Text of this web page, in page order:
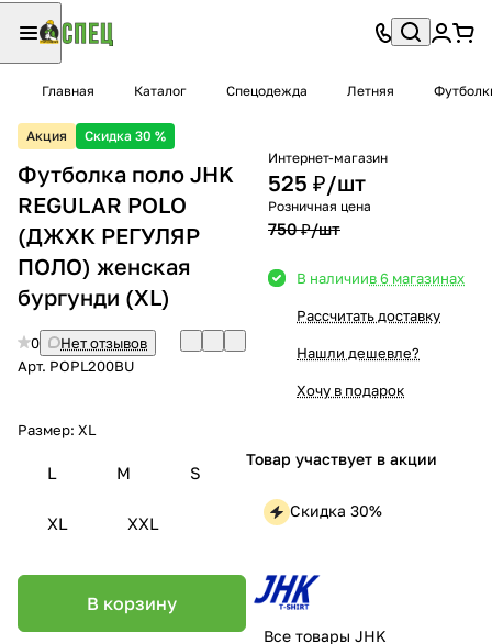
Главная Каталог Спецодежда Летняя
Акция Скидка 30 %
Футболка поло JHK
REGULAR POLO
(ДЖХК РЕГУЛЯР
ПОЛО) женская
бургунди (XL)
0
Нет отзывов
Арт. POPL200BU
Размер: XL
L M S
XL XXL
В корзину
Интернет-магазин
525 ₽/шт
Розничная цена
750 ₽/шт
В наличиив 6 магазинах
Рассчитать доставку
Нашли дешевле?
Хочу в подарок
Товар участвует в акции
Скидка 30%
Все товары JHK